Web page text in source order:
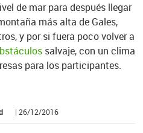
de mar para después llegar
más alta de Gales,
y por si fuera poco volver a
salvaje, con un clima
para los participantes.
| 26/12/2016